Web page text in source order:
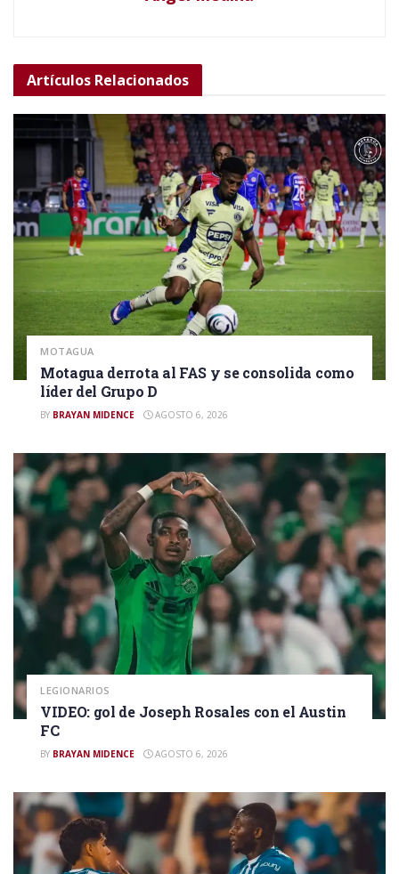
Artículos Relacionados
MOTAGUA
Motagua derrota al FAS y se consolida como
líder del Grupo D
BY BRAYAN MIDENCE AGOSTO 6, 2026
LEGIONARIOS
VIDEO: gol de Joseph Rosales con el Austin
FC
BY BRAYAN MIDENCE AGOSTO 6, 2026